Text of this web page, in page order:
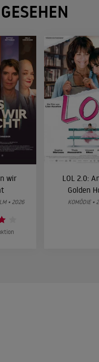
wir
• 2026
LOL 2.0:
Golden
KOMÖDIE •